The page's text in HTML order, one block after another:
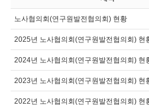
노사협의회(연구원발전협의회) 현황
2025년 노사협의회(연구원발전협의회) 현
2024년 노사협의회(연구원발전협의회) 현
2023년 노사협의회(연구원발전협의회) 현
2022년 노사협의회(연구원발전협의회) 현